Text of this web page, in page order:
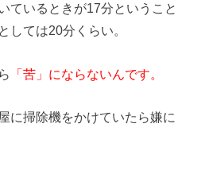
ているときが17分ということ
しては20分くらい。
「苦」にならないんです。
に掃除機をかけていたら嫌に